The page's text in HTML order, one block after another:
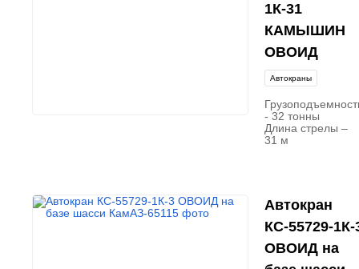
1К-31
КАМЫШИН
ОВОИД
Автокраны
- 32 тонны
Длина стрелы –
31 м
Автокран
КС-55729-1К-
ОВОИД на